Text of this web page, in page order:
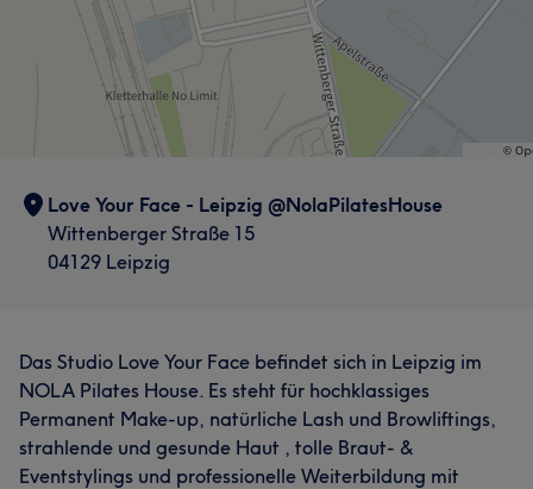
Love Your Face - Leipzig @NolaPilatesHouse
Wittenberger Straße 15
04129 Leipzig
Das Studio Love Your Face befindet sich in Leipzig im
NOLA Pilates House. Es steht für hochklassiges
Permanent Make-up, natürliche Lash und Browliftings,
strahlende und gesunde Haut , tolle Braut- &
Eventstylings und professionelle Weiterbildung mit